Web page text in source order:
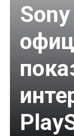
Sony